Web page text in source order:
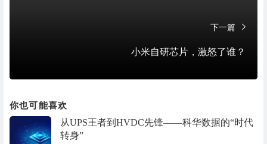
下一篇
小米自研芯片，激怒了谁？
你也可能喜欢
从UPS王者到HVDC先锋——科华数据的“时代
转身”